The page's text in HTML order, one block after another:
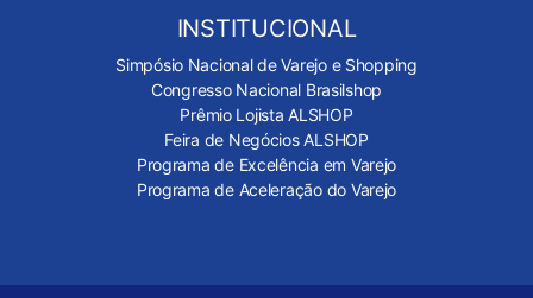
INSTITUCIONAL
Simpósio Nacional de Varejo e Shopping
Congresso Nacional Brasilshop
Prêmio Lojista ALSHOP
Feira de Negócios ALSHOP
Programa de Excelência em Varejo
Programa de Aceleração do Varejo